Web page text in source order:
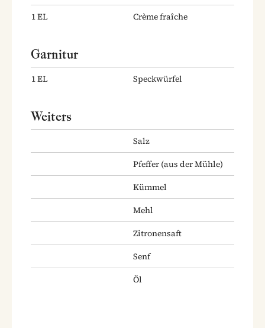
1EL Crème fraîche
Garnitur
1EL Speckwürfel
Weiters
Salz
Pfeffer (aus der Mühle)
Kümmel
Mehl
Zitronensaft
Senf
Öl